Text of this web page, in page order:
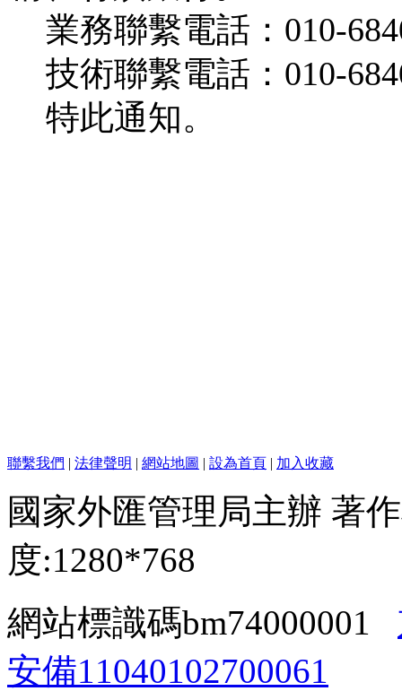
業務聯繫電話： 010-
技術聯繫電話： 010-
特此通知。
聯繫我們 | 法律聲明 | 網站地圖 | 設為首頁 | 加入收藏
國家外匯管理局主辦 著
度:1280*768
網站標識碼bm74000001
安備11040102700061